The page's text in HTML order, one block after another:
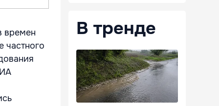
времен
частного
В тренде